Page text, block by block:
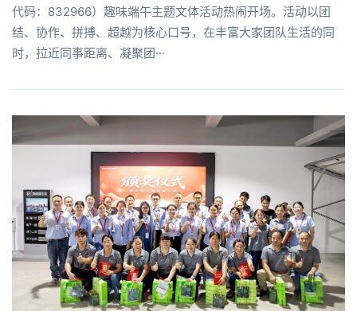
代码：832966）趣味端午主题文体活动热闹开场。活动以团
结、协作、拼搏、超越为核心口号，在丰富大家团队生活的同
时，拉近同事距离、凝聚团···